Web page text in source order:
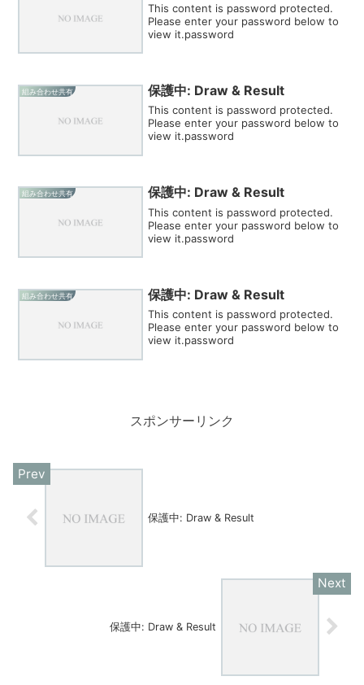
This content is password protected.
Please enter your password below to
view it.password
組み合わせ共有 保護中: Draw & Result
This content is password protected.
Please enter your password below to
view it.password
組み合わせ共有 保護中: Draw & Result
This content is password protected.
Please enter your password below to
view it.password
組み合わせ共有 保護中: Draw & Result
This content is password protected.
Please enter your password below to
view it.password
スポンサーリンク
保護中: Draw & Result
保護中: Draw & Result